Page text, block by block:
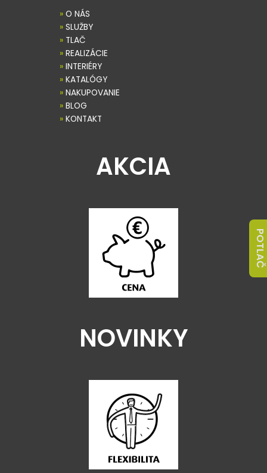
» O NÁS
» SLUŽBY
» TLAČ
» REALIZÁCIE
» INTERIÉRY
» KATALÓGY
» NAKUPOVANIE
» BLOG
» KONTAKT
AKCIA
NOVINKY
POTLAČ